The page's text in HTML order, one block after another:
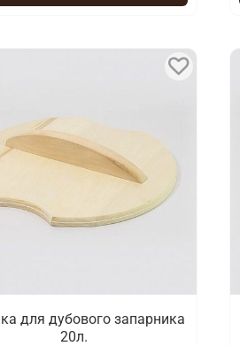
для дубового запарника
20л.